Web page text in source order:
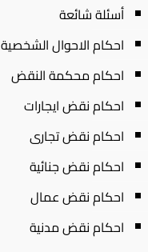
أسئلة شائعة
احكام الاحوال الشخصية
احكام محكمة النقض
احكام نقض ايجارات
احكام نقض تجارى
احكام نقض جنائية
احكام نقض عمال
احكام نقض مدنية